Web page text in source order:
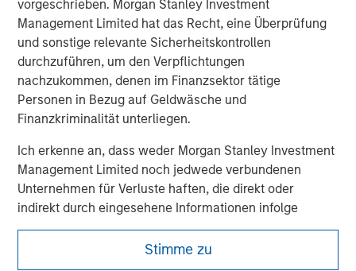
vorgeschrieben. Morgan Stanley Investment
Management Limited hat das Recht, eine Überprüfung
und sonstige relevante Sicherheitskontrollen
durchzuführen, um den Verpflichtungen
nachzukommen, denen im Finanzsektor tätige
Personen in Bezug auf Geldwäsche und
Finanzkriminalität unterliegen.
Ich erkenne an, dass weder Morgan Stanley Investment
Management Limited noch jedwede verbundenen
Unternehmen für Verluste haften, die direkt oder
indirekt durch eingesehene Informationen infolge
meiner falschen oder irrtümlichen Wiedergabe
entstehen. Durch die Annahme dieser Vereinbarung
Stimme zu